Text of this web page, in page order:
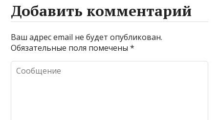
Добавить комментарий
Ваш адрес email не будет опубликован.
Обязательные поля помечены*